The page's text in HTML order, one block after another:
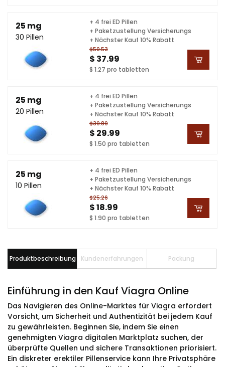
25 mg
30 Pillen
$50.53
$ 37.99
$ 1.27 pro tabletten
+ 4 frei ED Pillen
+ Paketzustellung Versicherungs
+ Nächster Kauf 10% Rabatt
25 mg
20 Pillen
$39.89
$ 29.99
$ 1.50 pro tabletten
+ 4 frei ED Pillen
+ Paketzustellung Versicherungs
+ Nächster Kauf 10% Rabatt
25 mg
10 Pillen
$25.26
$ 18.99
$ 1.90 pro tabletten
+ 4 frei ED Pillen
+ Paketzustellung Versicherungs
+ Nächster Kauf 10% Rabatt
Produktbeschreibung Kundenerfahrungen Packung
Einführung in den Kauf Viagra Online
Das Navigieren des Online-Marktes für Viagra erfordert
Vorsicht, um Sicherheit und Authentizität bei jedem Kauf
zu gewährleisten. Beginnen Sie, indem Sie einen
genehmigten Viagra digitalen Marktplatz suchen, der
überprüfte Quellen und sichere Transaktionen priorisiert.
Ein diskreter erektiler Pillenservice kann Ihre Privatsphäre